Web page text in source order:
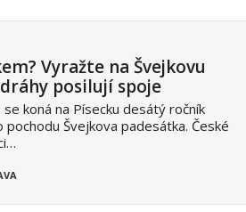
Vyražte na Švejkovu
posilují spoje
koná na Písecku desátý ročník
Švejkova padesátka. České